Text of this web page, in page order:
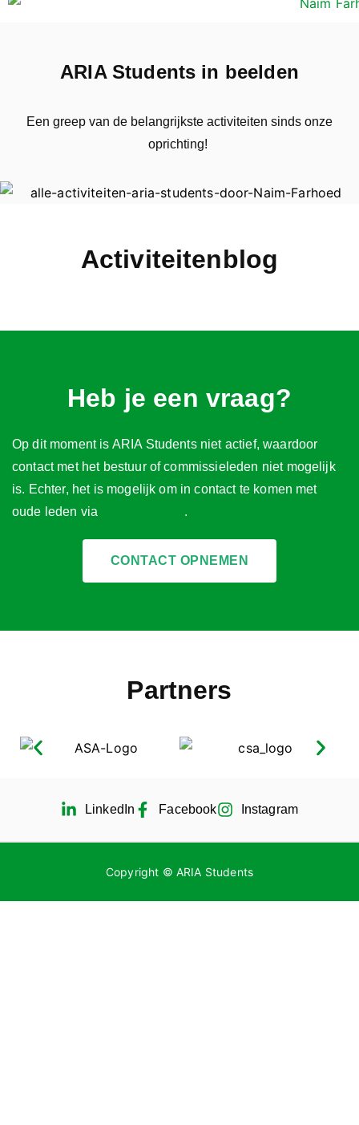
ARIA Students in beelden
Een greep van de belangrijkste activiteiten sinds onze
oprichting!
Activiteitenblog
Heb je een vraag?
Op dit moment is ARIA Students niet actief, waardoor
contact met het bestuur of commissieleden niet mogelijk
is. Echter, het is mogelijk om in contact te komen met
oude leden via
.
CONTACT OPNEMEN
Partners
LinkedIn Facebook Instagram
Copyright © ARIA Students